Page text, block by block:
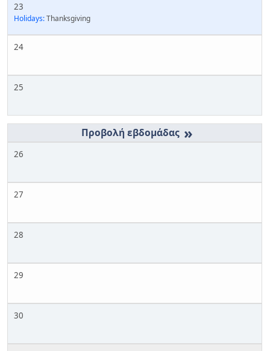
23
Holidays:Thanksgiving
24
25
»
26
27
28
29
30